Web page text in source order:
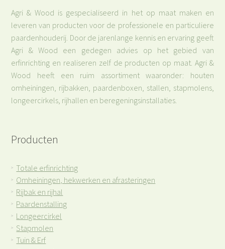
Agri & Wood is gespecialiseerd in het op maat maken en
leveren van producten voor de professionele en particuliere
paardenhouderij. Door de jarenlange kennis en ervaring geeft
Agri & Wood een gedegen advies op het gebied van
erfinrichting en realiseren zelf de producten op maat. Agri &
Wood heeft een ruim assortiment waaronder: houten
omheiningen, rijbakken, paardenboxen, stallen, stapmolens,
longeercirkels, rijhallen en beregeningsinstallaties.
Producten
> Totale erfinrichting
> Omheiningen, hekwerken en afrasteringen
> Rijbak en rijhal
> Paardenstalling
> Longeercirkel
> Stapmolen
> Tuin & Erf